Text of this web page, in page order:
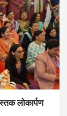
लोकार्पण